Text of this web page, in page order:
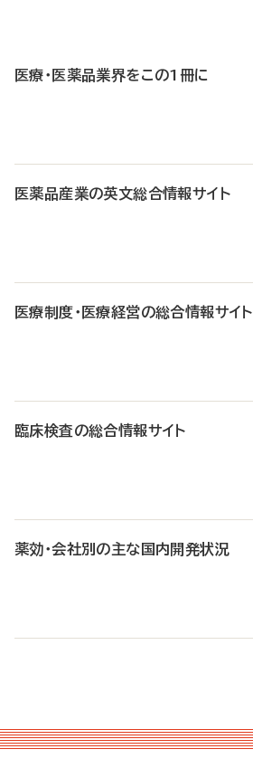
医療・医薬品業界をこの1冊に
医薬品産業の英文総合情報サイト
医療制度・医療経営の総合情報サイト
臨床検査の総合情報サイト
薬効・会社別の主な国内開発状況